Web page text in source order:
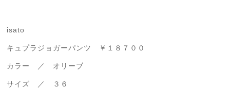
isato
キュプラジョガーパンツ ￥１８７００
カラー ／ オリーブ
サイズ ／ ３６